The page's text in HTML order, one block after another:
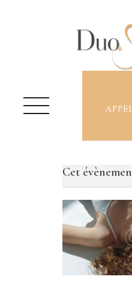
QUI SUIS-JE ?
ME
BLOG
Cet